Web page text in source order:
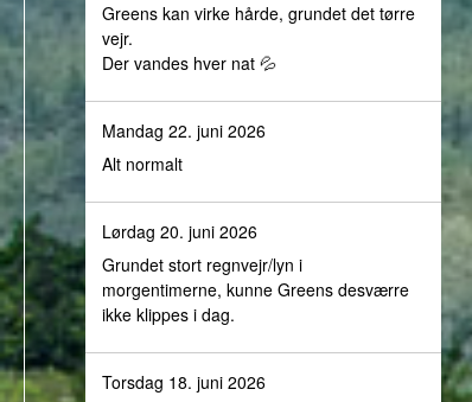
Greens kan virke hårde, grundet det tørre
vejr.
Der vandes hver nat 💦
Mandag 22. juni 2026
Alt normalt
Lørdag 20. juni 2026
Grundet stort regnvejr/lyn i
morgentimerne, kunne Greens desværre
ikke klippes i dag.
Torsdag 18. juni 2026